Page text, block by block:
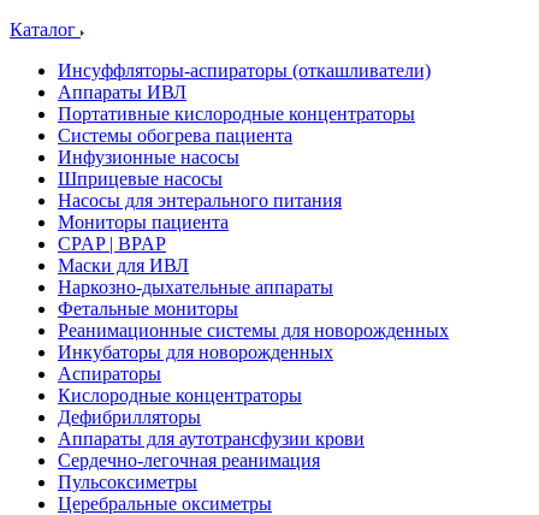
Каталог
Инсуффляторы-аспираторы (откашливатели)
Аппараты ИВЛ
Портативные кислородные концентраторы
Системы обогрева пациента
Инфузионные насосы
Шприцевые насосы
Насосы для энтерального питания
Мониторы пациента
CPAP | BPAP
Маски для ИВЛ
Наркозно-дыхательные аппараты
Фетальные мониторы
Реанимационные системы для новорожденных
Инкубаторы для новорожденных
Аспираторы
Кислородные концентраторы
Дефибрилляторы
Аппараты для аутотрансфузии крови
Сердечно-легочная реанимация
Пульсоксиметры
Церебральные оксиметры